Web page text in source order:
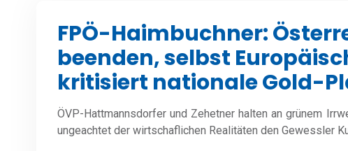
FPÖ-Haimbuchner:
beenden, selbst
kritisiert nationale Gold-
ÖVP-Hattmannsdorfer und Zehetner halten an grünem
ungeachtet der wirtschaflichen Realitäten den Gewessler